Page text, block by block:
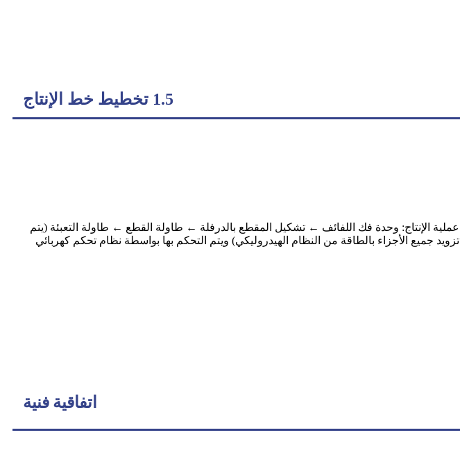
1.5 تخطيط خط الإنتاج
عملية الإنتاج: وحدة فك اللفائف ← تشكيل المقطع بالدرفلة ← طاولة القطع ← طاولة التعبئة (يتم
تزويد جميع الأجزاء بالطاقة من النظام الهيدروليكي) ويتم التحكم بها بواسطة نظام تحكم كهربائي
اتفاقية فنية